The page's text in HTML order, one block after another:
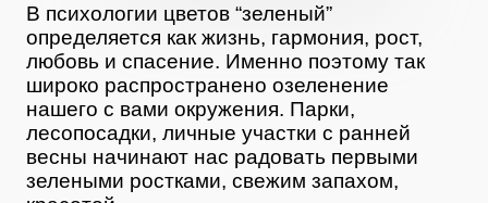
В психологии цветов “зеленый”
определяется как жизнь, гармония, рост,
любовь и спасение. Именно поэтому так
широко распространено озеленение
нашего с вами окружения. Парки,
лесопосадки, личные участки с ранней
весны начинают нас радовать первыми
зелеными ростками, свежим запахом,